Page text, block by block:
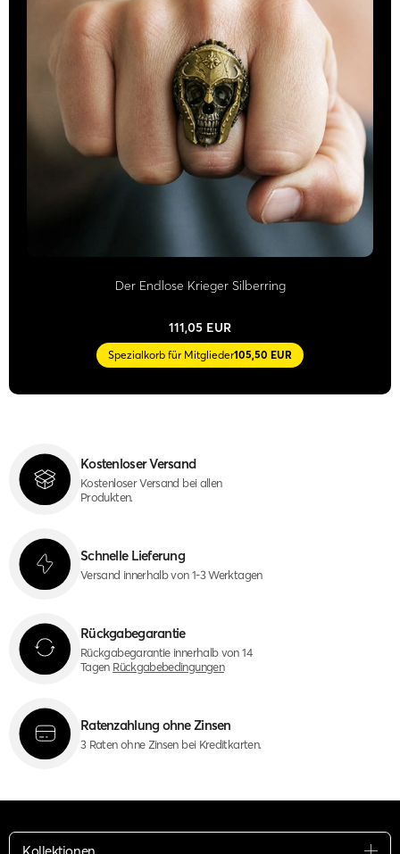
Der Endlose Krieger Silberring
111,05 EUR
Spezialkorb für Mitglieder105,50 EUR
Kostenloser Versand
Kostenloser Versand bei allen
Produkten.
Schnelle Lieferung
Versand innerhalb von 1-3 Werktagen
Rückgabegarantie
Rückgabegarantie innerhalb von 14
Tagen Rückgabebedingungen
Ratenzahlung ohne Zinsen
3 Raten ohne Zinsen bei Kreditkarten.